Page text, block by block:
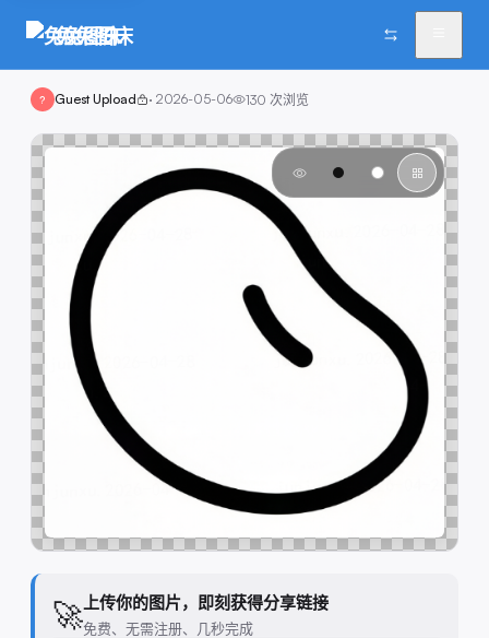
兔兔图床
? Guest Upload · 2026-05-06 130 次浏览
🚀上传你的图片，即刻获得分享链接
免费、无需注册、几秒完成